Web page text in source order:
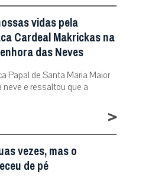
vidas pela
Cardeal Makrickas na
das Neves
Papal de Santa Maria Maior
neve e ressaltou que a
>
vezes, mas o
de pé